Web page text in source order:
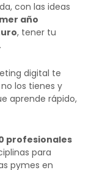
con las ideas
año
, tener tu
digital te
los tienes y
aprende rápido,
profesionales
para
pymes en